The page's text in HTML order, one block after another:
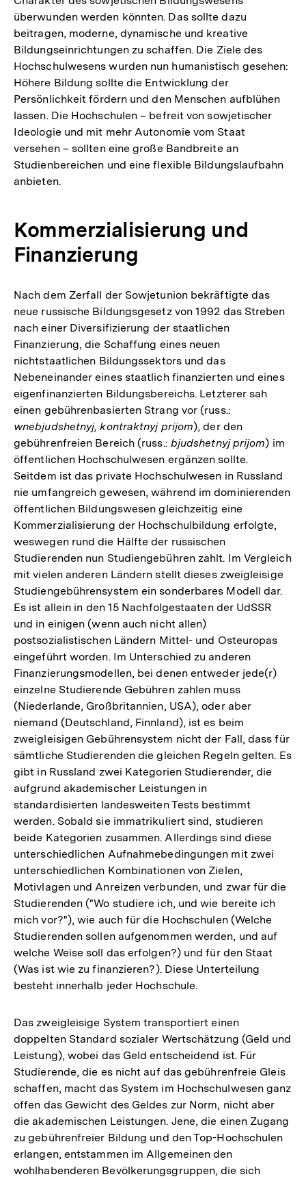
überwunden werden könnten. Das sollte dazu
beitragen, moderne, dynamische und kreative
Bildungseinrichtungen zu schaffen. Die Ziele des
Hochschulwesens wurden nun humanistisch gesehen:
Höhere Bildung sollte die Entwicklung der
Persönlichkeit fördern und den Menschen aufblühen
lassen. Die Hochschulen – befreit von sowjetischer
Ideologie und mit mehr Autonomie vom Staat
versehen – sollten eine große Bandbreite an
Studienbereichen und eine flexible Bildungslaufbahn
anbieten.
Kommerzialisierung und
Finanzierung
Nach dem Zerfall der Sowjetunion bekräftigte das
neue russische Bildungsgesetz von 1992 das Streben
nach einer Diversifizierung der staatlichen
Finanzierung, die Schaffung eines neuen
nichtstaatlichen Bildungssektors und das
Nebeneinander eines staatlich finanzierten und eines
eigenfinanzierten Bildungsbereichs. Letzterer sah
einen gebührenbasierten Strang vor (russ.:
wnebjudshetnyj, kontraktnyj prijom), der den
gebührenfreien Bereich (russ.: bjudshetnyj prijom) im
öffentlichen Hochschulwesen ergänzen sollte.
Seitdem ist das private Hochschulwesen in Russland
nie umfangreich gewesen, während im dominierenden
öffentlichen Bildungswesen gleichzeitig eine
Kommerzialisierung der Hochschulbildung erfolgte,
weswegen rund die Hälfte der russischen
Studierenden nun Studiengebühren zahlt. Im Vergleich
mit vielen anderen Ländern stellt dieses zweigleisige
Studiengebührensystem ein sonderbares Modell dar.
Es ist allein in den 15 Nachfolgestaaten der UdSSR
und in einigen (wenn auch nicht allen)
postsozialistischen Ländern Mittel- und Osteuropas
eingeführt worden. Im Unterschied zu anderen
Finanzierungsmodellen, bei denen entweder jede(r)
einzelne Studierende Gebühren zahlen muss
(Niederlande, Großbritannien, USA), oder aber
niemand (Deutschland, Finnland), ist es beim
zweigleisigen Gebührensystem nicht der Fall, dass für
sämtliche Studierenden die gleichen Regeln gelten. Es
gibt in Russland zwei Kategorien Studierender, die
aufgrund akademischer Leistungen in
standardisierten landesweiten Tests bestimmt
werden. Sobald sie immatrikuliert sind, studieren
beide Kategorien zusammen. Allerdings sind diese
unterschiedlichen Aufnahmebedingungen mit zwei
unterschiedlichen Kombinationen von Zielen,
Motivlagen und Anreizen verbunden, und zwar für die
Studierenden ("Wo studiere ich, und wie bereite ich
mich vor?"), wie auch für die Hochschulen (Welche
Studierenden sollen aufgenommen werden, und auf
welche Weise soll das erfolgen?) und für den Staat
(Was ist wie zu finanzieren?). Diese Unterteilung
besteht innerhalb jeder Hochschule.
Das zweigleisige System transportiert einen
doppelten Standard sozialer Wertschätzung (Geld und
Leistung), wobei das Geld entscheidend ist. Für
Studierende, die es nicht auf das gebührenfreie Gleis
schaffen, macht das System im Hochschulwesen ganz
offen das Gewicht des Geldes zur Norm, nicht aber
die akademischen Leistungen. Jene, die einen Zugang
zu gebührenfreier Bildung und den Top-Hochschulen
erlangen, entstammen im Allgemeinen den
wohlhabenderen Bevölkerungsgruppen, die sich